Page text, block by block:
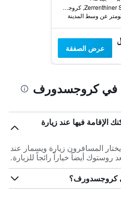
Zerrenthiner Str. 2-3, كروجسدورف, مكلنبورغ فوربومرن, ألمانيا
عرض الصفقة
في كروجسدورف
الإقامة فيها عند زيارة
المسافرون زيارة ويسمار عند
روستوك أيضاً خياراً رائجاً للزيارة.
كروجسدورف؟